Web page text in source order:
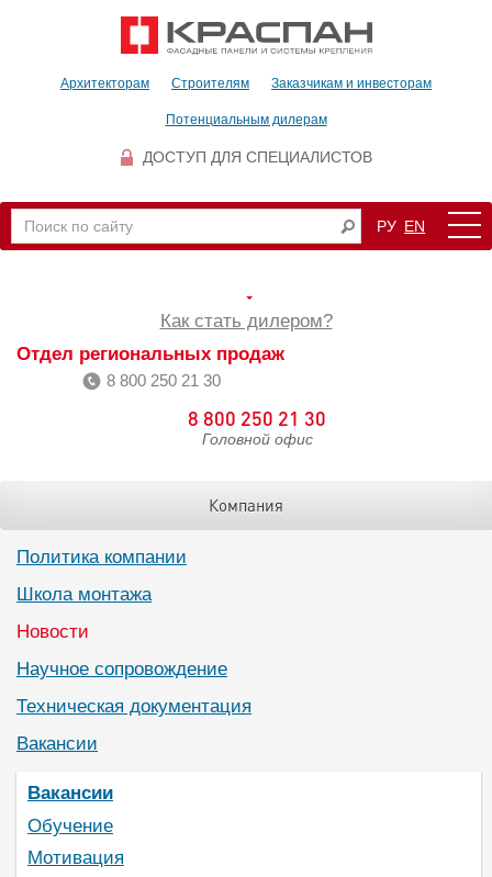
Архитекторам Строителям Заказчикам и инвесторам
Потенциальным дилерам
ДОСТУП ДЛЯ СПЕЦИАЛИСТОВ
РУ EN
Как стать дилером?
Отдел региональных продаж
8 800 250 21 30
8 800 250 21 30
Головной офис
Компания
Политика компании
Школа монтажа
Новости
Научное сопровождение
Техническая документация
Вакансии
Вакансии
Обучение
Мотивация